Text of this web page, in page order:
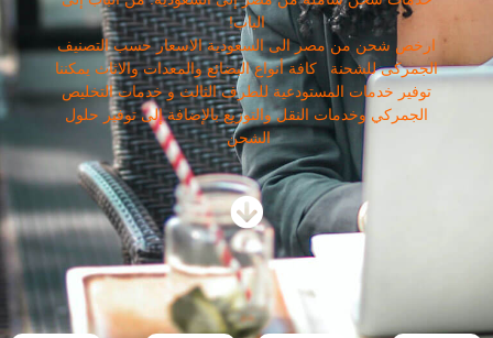
الباب!
ارخص شحن من مصر الى السعودية الاسعار حسب التصنيف
الجمركى للشحنة كافة أنواع البضائع والمعدات والاثاث يمكننا
توفير خدمات المستودعية للطرف الثالث و خدمات التخليص
الجمركي وخدمات النقل والتوزيع بالإضافة إلى توفير حلول
الشحن